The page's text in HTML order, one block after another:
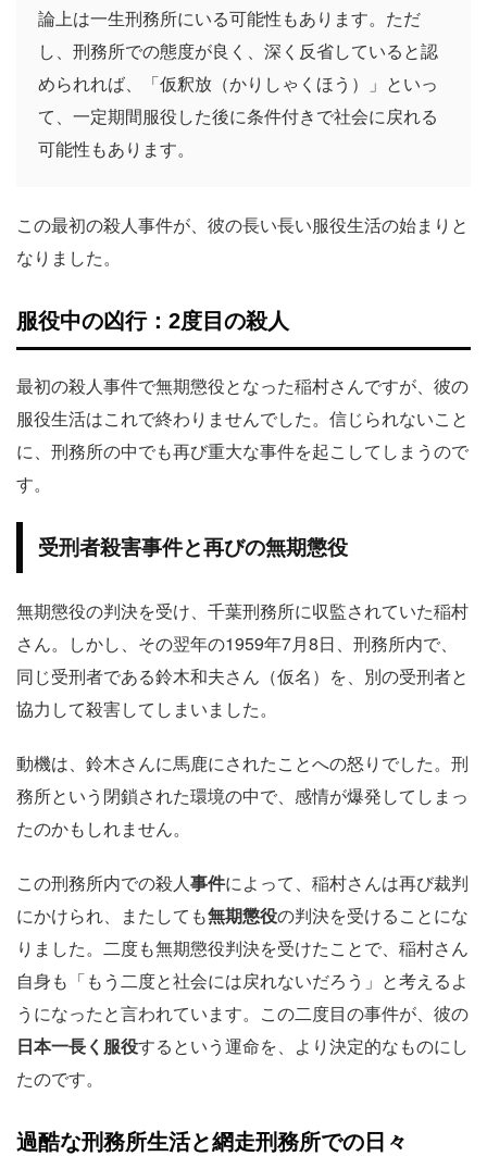
論上は一生刑務所にいる可能性もあります。ただ
し、刑務所での態度が良く、深く反省していると認
められれば、「仮釈放（かりしゃくほう）」といっ
て、一定期間服役した後に条件付きで社会に戻れる
可能性もあります。
この最初の殺人事件が、彼の長い長い服役生活の始まりと
なりました。
服役中の凶行：2度目の殺人
最初の殺人事件で無期懲役となった稲村さんですが、彼の
服役生活はこれで終わりませんでした。信じられないこと
に、刑務所の中でも再び重大な事件を起こしてしまうので
す。
受刑者殺害事件と再びの無期懲役
無期懲役の判決を受け、千葉刑務所に収監されていた稲村
さん。しかし、その翌年の1959年7月8日、刑務所内で、
同じ受刑者である鈴木和夫さん（仮名）を、別の受刑者と
協力して殺害してしまいました。
動機は、鈴木さんに馬鹿にされたことへの怒りでした。刑
務所という閉鎖された環境の中で、感情が爆発してしまっ
たのかもしれません。
この刑務所内での殺人事件によって、稲村さんは再び裁判
にかけられ、またしても無期懲役の判決を受けることにな
りました。二度も無期懲役判決を受けたことで、稲村さん
自身も「もう二度と社会には戻れないだろう」と考えるよ
うになったと言われています。この二度目の事件が、彼の
日本一長く服役するという運命を、より決定的なものにし
たのです。
過酷な刑務所生活と網走刑務所での日々